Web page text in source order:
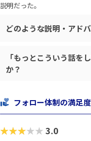
説明だった。
どのような説明・アド
「もっとこういう話を
か？
フォロー体制の満足度
★★★★★3.0